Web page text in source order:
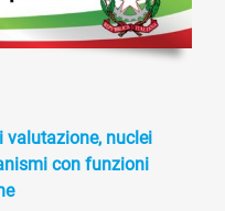
valutazione, nuclei
con funzioni